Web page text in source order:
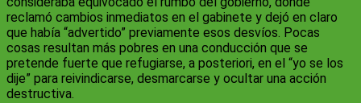
reclamó cambios inmediatos en el gabinete y dejó en claro
que había “advertido” previamente esos desvíos. Pocas
cosas resultan más pobres en una conducción que se
pretende fuerte que refugiarse, a posteriori, en el “yo se los
dije” para reivindicarse, desmarcarse y ocultar una acción
destructiva.